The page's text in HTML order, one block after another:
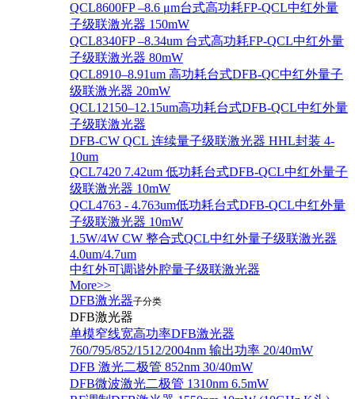
QCL8600FP –8.6 μm台式高功耗FP-QCL中红外量
子级联激光器 150mW
QCL8340FP –8.34um 台式高功耗FP-QCL中红外量
子级联激光器 80mW
QCL8910–8.91um 高功耗台式DFB-QC中红外量子
级联激光器 20mW
QCL12150–12.15um高功耗台式DFB-QCL中红外量
子级联激光器
DFB-CW QCL 连续量子级联激光器 HHL封装 4-
10um
QCL7420 7.42um 低功耗台式DFB-QCL中红外量子
级联激光器 10mW
QCL4763 - 4.763um低功耗台式DFB-QCL中红外量
子级联激光器 10mW
1.5W/4W CW 整合式QCL中红外量子级联激光器
4.0um/4.7um
中红外可调谐外腔量子级联激光器
More>>
DFB激光器子分类
DFB激光器
单模窄线宽高功率DFB激光器
760/795/852/1512/2004nm 输出功率 20/40mW
DFB 激光二极管 852nm 30/40mW
DFB微波激光二极管 1310nm 6.5mW